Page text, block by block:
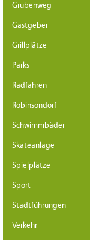
Grubenweg
Gastgeber
Grillplätze
Parks
Radfahren
Robinsondorf
Schwimmbäder
Skateanlage
Spielplätze
Sport
Stadtführungen
Verkehr